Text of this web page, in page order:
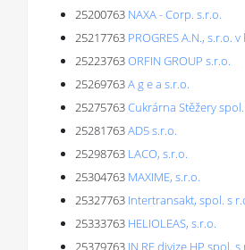
25200763 NAXA - Corp. s.r.o.
25217763 PROGRES A.N., s.r.o.
25223763ORFIN GROUP s.r.o.
25269763A g e a s.r.o.
25275763Cukrárna Stěžery
25281763AD5 s.r.o.
25298763 LACO, s.r.o.
25304763 MAXIME, s.r.o.
25327763 Intertransakt, spol. s
25333763 HELIOLEAS, s.r.o.
25379763 IN RE divize HP spol. s